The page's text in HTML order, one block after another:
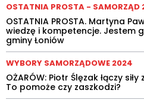
OSTATNIA PROSTA - SAMORZĄD
OSTATNIA PROSTA. Martyna
wiedzę i kompetencje. Jestem
gminy Łoniów
WYBORY SAMORZĄDOWE 2024
OŻARÓW: Piotr Ślęzak łączy
To pomoże czy zaszkodzi?